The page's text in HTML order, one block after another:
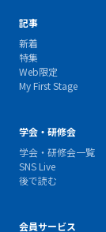
記事
新着
特集
Web限定
My First Stage
学会・研修会
学会・研修会一覧
SNS Live
後で読む
会員サービス